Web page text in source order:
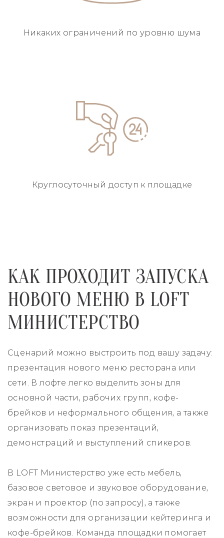
Никаких ограничений по уровню шума
Круглосуточный доступ к площадке
КАК ПРОХОДИТ ЗАПУСКА
НОВОГО МЕНЮ В LOFT
МИНИСТЕРСТВО
Сценарий можно выстроить под вашу задачу:
презентация нового меню ресторана или
сети. В лофте легко выделить зоны для
основной части, рабочих групп, кофе-
брейков и неформального общения, а также
организовать показ презентаций,
демонстраций и выступлений спикеров.
В LOFT Министерство уже есть мебель,
базовое световое и звуковое оборудование,
экран и проектор (по запросу), а также
возможности для организации кейтеринга и
кофе-брейков. Команда площадки помогает